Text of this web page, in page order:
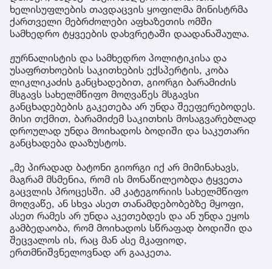
ხელისუფლების თავდაცვის ყოფილმა მინისტრმა
ქართველი მებრძოლები აფხაზეთის ომში
სამხედრო ტყვეების დახვრეტაში დაადანაშაულა.
ჟურნალისტის და სამხედრო პოლიტიკისა და
უსაფრთხოების საკითხების ექსპერტის, კობა
ლიკლიკაძის განცხადებით, გიორგი ბარამიძის
მსგავს სახელმწიფო მოღვაწეს მსგავსი
განცხადებების გაკეთება არ უნდა შეეფერებოდეს.
მისი თქმით, ბარამიძემ საკითხის მოსაგვარებლად
დროულად უნდა მოიხადოს ბოდიში და საკუთარი
განცხადება დააზუსტოს.
„მე პირადად ბატონი გიორგი იქ არ მიმინახავს,
მაგრამ მსმენია, რომ ის მონაწილეობდა ტყვეთა
გაცვლის პროცესში. ამ კატეგორიის სახელმწიფო
მოღვაწე, ან სხვა ასეთ თანამდებობებზე მყოფი,
ასეთ რამეს არ უნდა აკეთებდეს და ან უნდა ეყოს
გამბედაობა, რომ მოიხადოს სწრაფად ბოდიში და
შეცვალოს ის, რაც მან ასე მკაფიოდ,
ერთმნიშვნელოვნად არ გააკეთა.